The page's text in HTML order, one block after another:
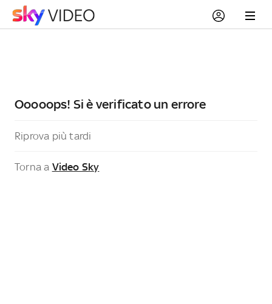
Ooooops! Si è verificato un errore
Riprova più tardi
Torna a Video Sky